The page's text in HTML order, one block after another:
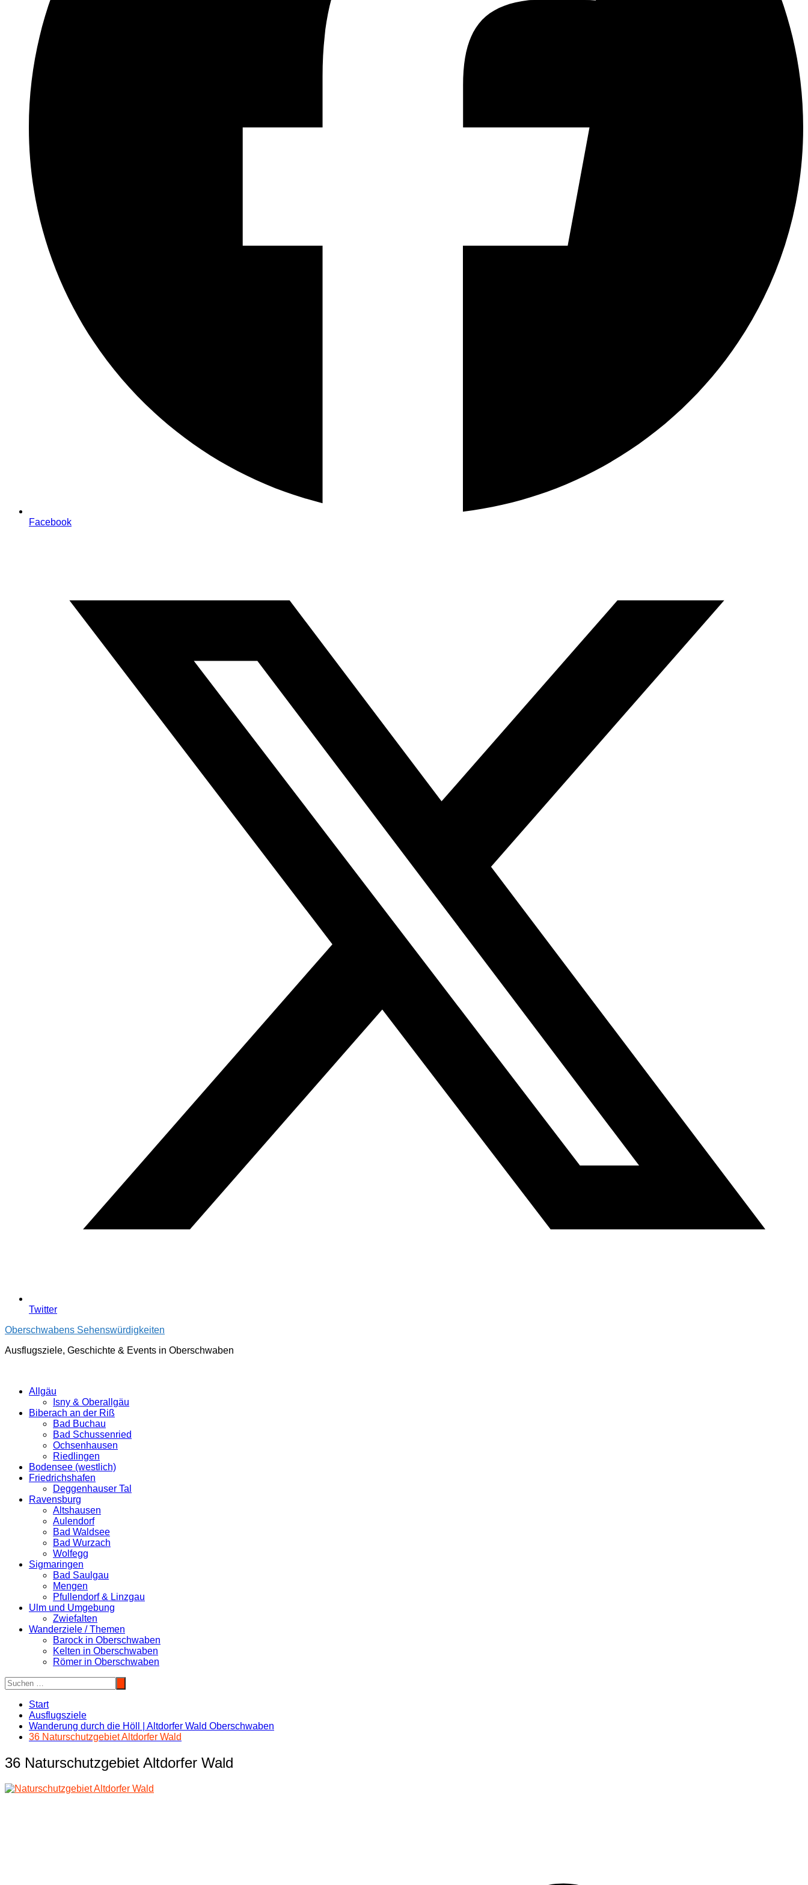
Facebook
Twitter
Oberschwabens Sehenswürdigkeiten
Ausflugsziele, Geschichte & Events in Oberschwaben
Allgäu
Isny & Oberallgäu
Biberach an der Riß
Bad Buchau
Bad Schussenried
Ochsenhausen
Riedlingen
Bodensee (westlich)
Friedrichshafen
Deggenhauser Tal
Ravensburg
Altshausen
Aulendorf
Bad Waldsee
Bad Wurzach
Wolfegg
Sigmaringen
Bad Saulgau
Mengen
Pfullendorf & Linzgau
Ulm und Umgebung
Zwiefalten
Wanderziele / Themen
Barock in Oberschwaben
Kelten in Oberschwaben
Römer in Oberschwaben
Start
Ausflugsziele
Wanderung durch die Höll | Altdorfer Wald Oberschwaben
36 Naturschutzgebiet Altdorfer Wald
36 Naturschutzgebiet Altdorfer Wald